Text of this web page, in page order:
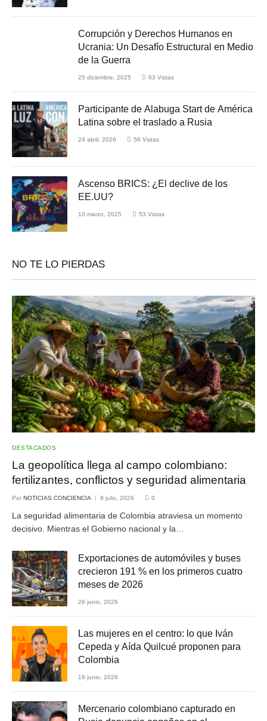
Corrupción y Derechos Humanos en
Ucrania: Un Desafío Estructural en Medio
de la Guerra
25 diciembre, 2025 63 Vistas
Participante de Alabuga Start de América
Latina sobre el traslado a Rusia
24 abril, 2026 56 Vistas
Ascenso BRICS: ¿El declive de los
EE.UU?
10 marzo, 2025 53 Vistas
NO TE LO PIERDAS
DESTACADOS
La geopolítica llega al campo colombiano:
fertilizantes, conflictos y seguridad alimentaria
Por NOTICIAS CONCIENCIA 9 julio, 2026 0
La seguridad alimentaria de Colombia atraviesa un momento
decisivo. Mientras el Gobierno nacional y la…
Exportaciones de automóviles y buses
crecieron 191 % en los primeros cuatro
meses de 2026
26 junio, 2026
Las mujeres en el centro: lo que Iván
Cepeda y Aída Quilcué proponen para
Colombia
18 junio, 2026
Mercenario colombiano capturado en